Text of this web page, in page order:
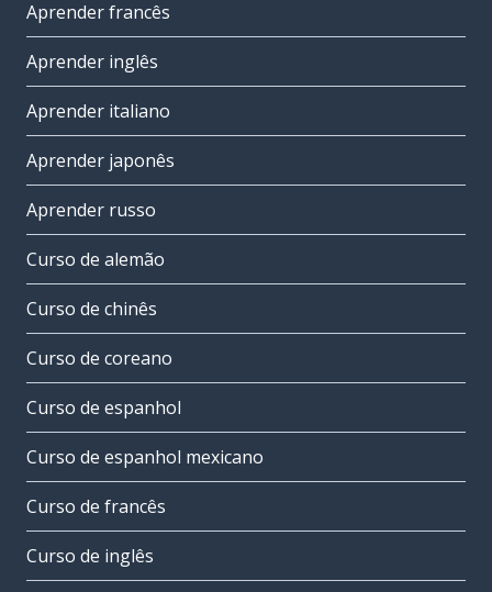
Aprender francês
Aprender inglês
Aprender italiano
Aprender japonês
Aprender russo
Curso de alemão
Curso de chinês
Curso de coreano
Curso de espanhol
Curso de espanhol mexicano
Curso de francês
Curso de inglês